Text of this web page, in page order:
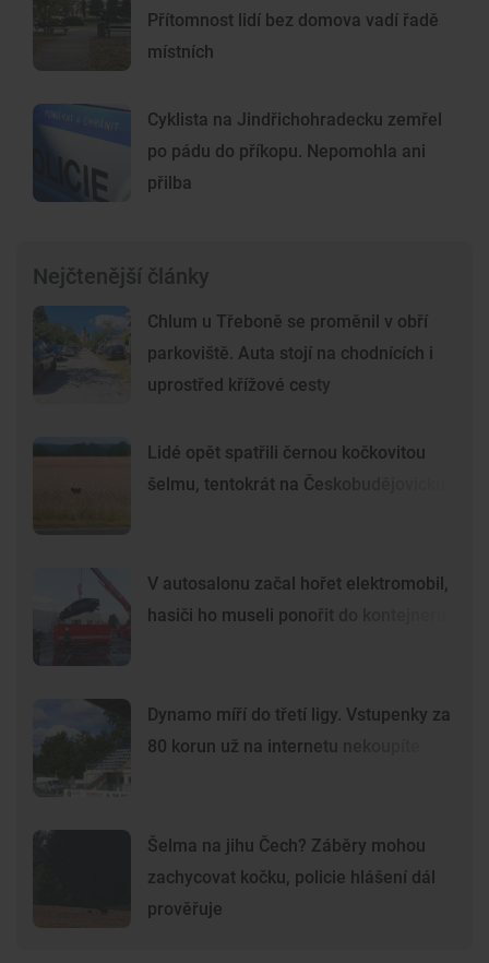
Přítomnost lidí bez domova vadí řadě
místních
Cyklista na Jindřichohradecku zemřel
po pádu do příkopu. Nepomohla ani
přilba
Nejčtenější články
Chlum u Třeboně se proměnil v obří
parkoviště. Auta stojí na chodnících i
uprostřed křížové cesty
Lidé opět spatřili černou kočkovitou
šelmu, tentokrát na Českobudějovicku
V autosalonu začal hořet elektromobil,
hasiči ho museli ponořit do kontejneru
Dynamo míří do třetí ligy. Vstupenky za
80 korun už na internetu nekoupíte
Šelma na jihu Čech? Záběry mohou
zachycovat kočku, policie hlášení dál
prověřuje